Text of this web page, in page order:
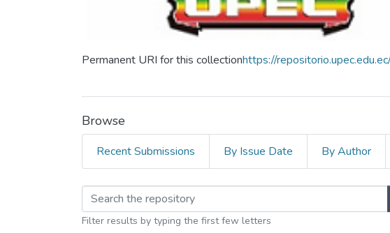
Permanent URI for this collectionhttps://
Browse
Recent Submissions By Issue Date By Author
Browsing Carrera de
Filter results by typing the first few letters